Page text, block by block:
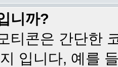
니까?
티콘은 간단한
입니다, 예를